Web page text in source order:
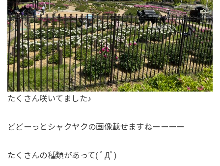
たくさん咲いてました♪
どどーっとシャクヤクの画像載せますねーーーー
たくさんの種類があって( ﾟДﾟ)